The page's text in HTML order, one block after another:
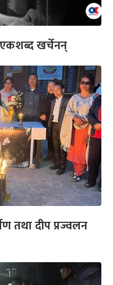
एकशब्द खर्चेनन्
तथा दीप प्रज्वलन